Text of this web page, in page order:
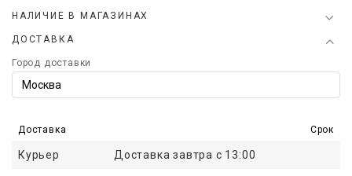
НАЛИЧИЕ В МАГАЗИНАХ
ДОСТАВКА
Город доставки
Доставка Срок
Курьер Доставка завтра с 13:00